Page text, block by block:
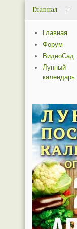
Главная
Главная
Форум
ВидеоСад
Лунный
календарь